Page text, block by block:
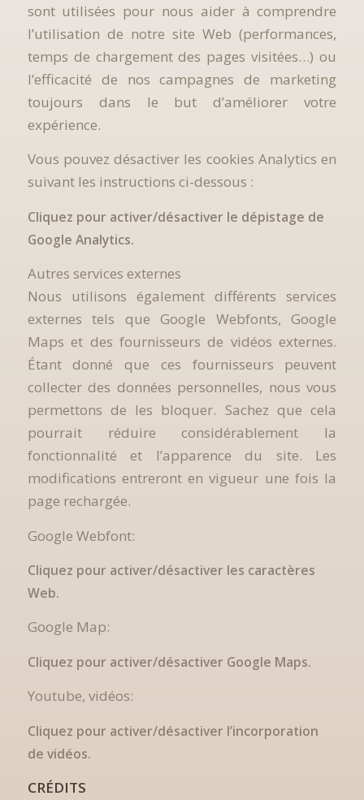
sont utilisées pour nous aider à comprendre
l’utilisation de notre site Web (performances,
temps de chargement des pages visitées…) ou
l’efficacité de nos campagnes de marketing
toujours dans le but d’améliorer votre
expérience.
Vous pouvez désactiver les cookies Analytics en
suivant les instructions ci-dessous :
Cliquez pour activer/désactiver le dépistage de
Google Analytics.
Autres services externes
Nous utilisons également différents services
externes tels que Google Webfonts, Google
Maps et des fournisseurs de vidéos externes.
Étant donné que ces fournisseurs peuvent
collecter des données personnelles, nous vous
permettons de les bloquer. Sachez que cela
pourrait réduire considérablement la
fonctionnalité et l’apparence du site. Les
modifications entreront en vigueur une fois la
page rechargée.
Google Webfont:
Cliquez pour activer/désactiver les caractères
Web.
Google Map:
Cliquez pour activer/désactiver Google Maps.
Youtube, vidéos:
Cliquez pour activer/désactiver l’incorporation
de vidéos.
CRÉDITS